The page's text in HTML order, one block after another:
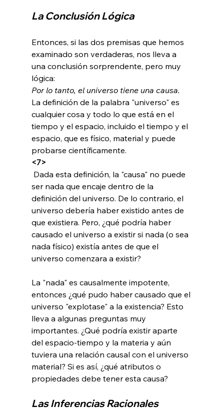
La Conclusión Lógica
Entonces, si las dos premisas que hemos
examinado son verdaderas, nos lleva a
una conclusión sorprendente, pero muy
lógica:
Por lo tanto, el universo tiene una causa.
La definición de la palabra "universo" es
cualquier cosa y todo lo que está en el
tiempo y el espacio, incluido el tiempo y el
espacio, que es físico, material y puede
probarse científicamente.
<7>
ser nada que encaje dentro de la
definición del universo. De lo contrario, el
universo debería haber existido antes de
que existiera. Pero, ¿qué podría haber
causado el universo a existir si nada (o sea
nada físico) existía antes de que el
universo comenzara a existir?
La "nada" es causalmente impotente,
entonces ¿qué pudo haber causado que el
universo "explotase" a la existencia? Esto
lleva a algunas preguntas muy
importantes. ¿Qué podría existir aparte
del espacio-tiempo y la materia y aún
tuviera una relación causal con el universo
material? Si es así, ¿qué atributos o
Las Inferencias Racionales